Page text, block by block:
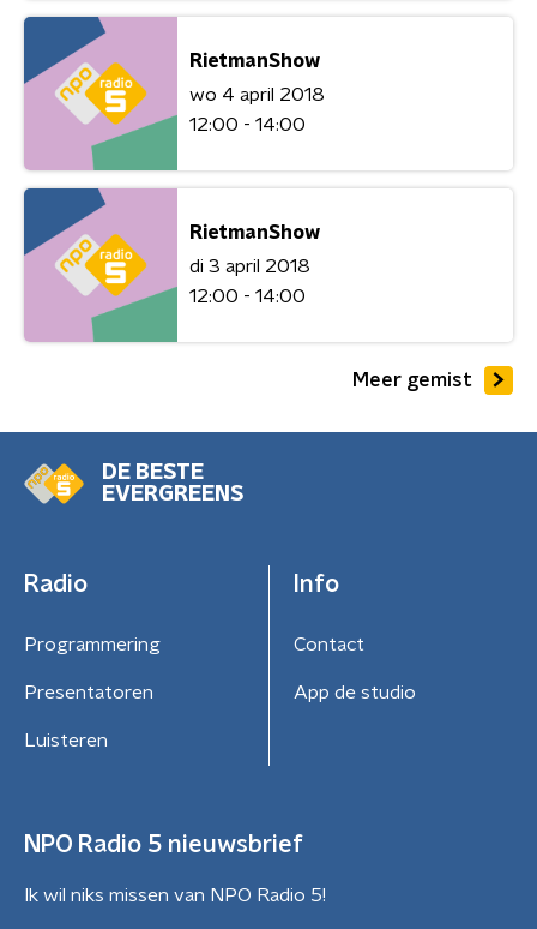
RietmanShow
wo 4 april 2018
12:00 - 14:00
RietmanShow
di 3 april 2018
12:00 - 14:00
Meer gemist
DE BESTE
EVERGREENS
Radio
Programmering
Presentatoren
Luisteren
Info
Contact
App de studio
NPO Radio 5 nieuwsbrief
Ik wil niks missen van NPO Radio 5!